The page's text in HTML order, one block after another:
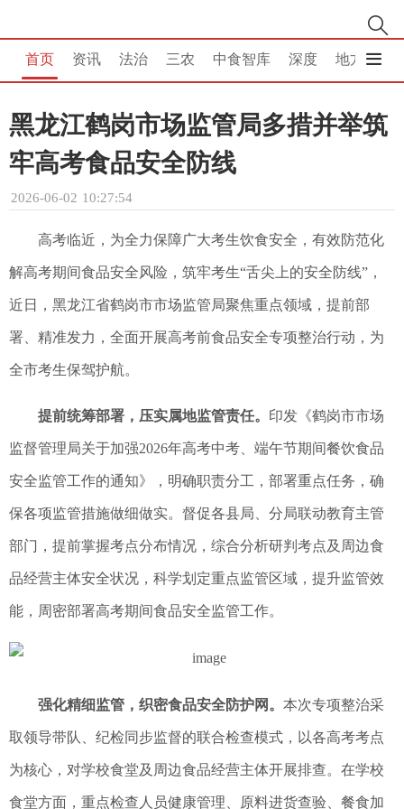
首页 资讯 法治 三农 中食智库 深度 地方
黑龙江鹤岗市场监管局多措并举筑
牢高考食品安全防线
2026-06-02 10:27:54
高考临近，为全力保障广大考生饮食安全，有效防范化
解高考期间食品安全风险，筑牢考生“舌尖上的安全防线”，
近日，黑龙江省鹤岗市市场监管局聚焦重点领域，提前部
署、精准发力，全面开展高考前食品安全专项整治行动，为
全市考生保驾护航。
提前统筹部署，压实属地监管责任。 印发《鹤岗市市场
监督管理局关于加强2026年高考中考、端午节期间餐饮食品
安全监管工作的通知》，明确职责分工，部署重点任务，确
保各项监管措施做细做实。督促各县局、分局联动教育主管
部门，提前掌握考点分布情况，综合分析研判考点及周边食
品经营主体安全状况，科学划定重点监管区域，提升监管效
能，周密部署高考期间食品安全监管工作。
强化精细监管，织密食品安全防护网。 本次专项整治采
取领导带队、纪检同步监督的联合检查模式，以各高考考点
为核心，对学校食堂及周边食品经营主体开展排查。在学校
食堂方面，重点检查人员健康管理、原料进货查验、餐食加